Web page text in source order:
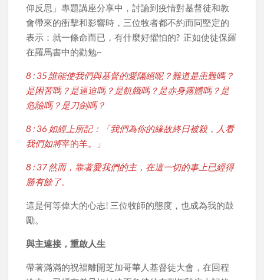
仰反思」專題講座分享中，討論到疫情對基督徒和教
會帶來的衝擊和影響時，三位牧者都不約而同堅定的
表示：就一條命而已，有什麼好懼怕的? 正如使徒保羅
在羅馬書中的勸勉~
8 : 35 誰能使我們與基督的愛隔絕呢？難道是患難嗎？
是困苦嗎？是逼迫嗎？是飢餓嗎？是赤身露體嗎？是
危險嗎？是刀劍嗎？
8 : 36 如經上所記：「我們為你的緣故終日被殺，人看
我們如將宰的羊。」
8 : 37 然而，靠著愛我們的主，在這一切的事上已經得
勝有餘了。
這是何等偉大的心志! 三位牧師的態度，也成為我的鼓
勵。
與主連接，重啟人生
帶著滿滿的祝福離開芝加哥華人基督徒大會，在回程